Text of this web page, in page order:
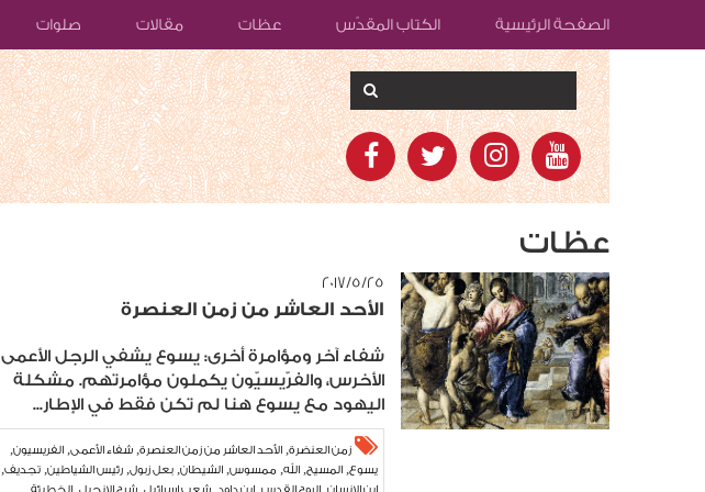
الصفحة الرئيسية الكتاب المقدّس عظات مقالات صلوات
عظات
٢٥‏/٥‏/٢٠١٧
الأحد العاشر من زمن العنصرة
شفاء آخر ومؤامرة أخرى: يسوع يشفي الرجل الأعمى
الأخرس، والفرّيسيّون يكملون مؤامرتهم. مشكلة
اليهود مع يسوع هنا لم تكن فقط في الإطار...
زمن العنضرة, الأحد العاشر من زمن العنصرة, شفاء الأعمى, الفريسيون,
يسوع, المسيح, الله, ممسوس, الشيطان, بعل زبول, رئيس الشياطين, تجديف,
,
,
,
,
,
,